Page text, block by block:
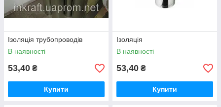
Ізоляція трубопроводів
В наявності
53,40 ₴
Купити
Ізоляція
В наявності
53,40 ₴
Купити